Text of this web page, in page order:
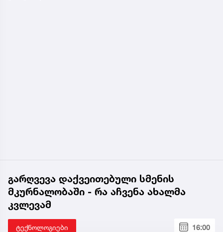
გარღვევა დაქვეითებული სმენის
მკურნალობაში - რა აჩვენა ახალმა
კვლევამ
ტექნოლოგიები 16:00